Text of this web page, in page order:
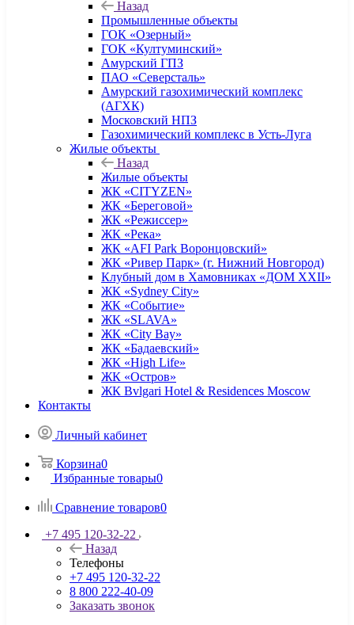
Назад
Промышленные объекты
ГОК «Озерный»
ГОК «Култуминский»
Амурский ГПЗ
ПАО «Северсталь»
Амурский газохимический комплекс
(АГХК)
Московский НПЗ
Газохимический комплекс в Усть-Луга
Жилые объекты
Назад
Жилые объекты
ЖК «CITYZEN»
ЖК «Береговой»
ЖК «Режиссер»
ЖК «Река»
ЖК «AFI Park Воронцовский»
ЖК «Ривер Парк» (г. Нижний Новгород)
Клубный дом в Хамовниках «ДОМ XXII»
ЖК «Sydney City»
ЖК «Событие»
ЖК «SLAVA»
ЖК «City Bay»
ЖК «Бадаевский»
ЖК «High Life»
ЖК «Остров»
ЖК Bvlgari Hotel & Residences Moscow
Контакты
Личный кабинет
Корзина0
Избранные товары0
Сравнение товаров0
+7 495 120-32-22
Назад
Телефоны
+7 495 120-32-22
8 800 222-40-09
Заказать звонок